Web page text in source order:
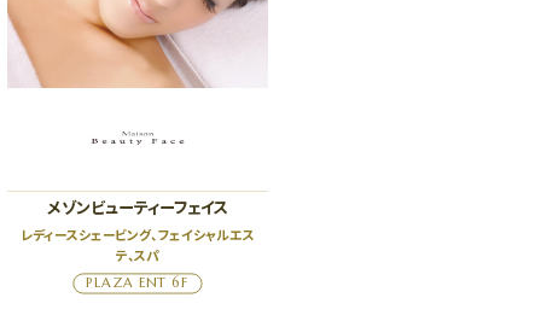
メゾンビューティーフェイス
レディースシェービング、フェイシャルエス
テ、スパ
PLAZA ENT 6F